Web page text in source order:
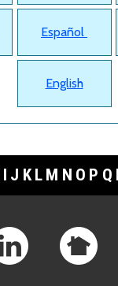
Español
English
I J K L M N O P Q